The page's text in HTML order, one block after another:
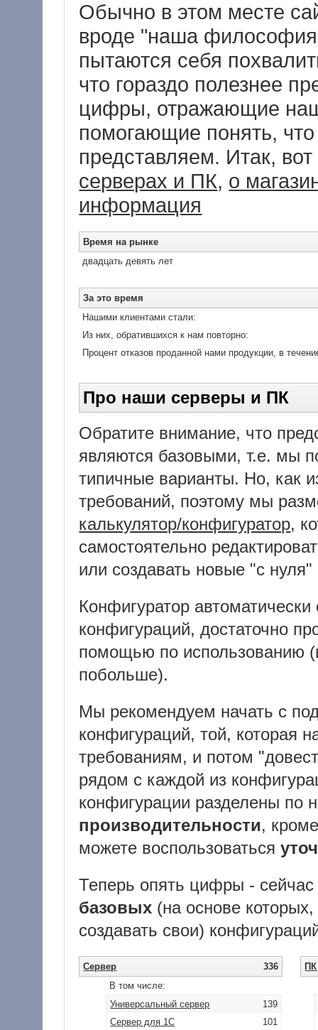
Обычно в этом месте
вроде "наша
пытаются себя
что гораздо полезнее
цифры, отражающие
помогающие понять,
представляем. Итак,
серверах и ПК, о
информация
Время на рынке
двадцать девять лет
За это время
Нашими клиентами стали:
Из них, обратившихся к нам повторно:
Процент отказов проданной нами продукции, в
Про наши серверы и ПК
Обратите внимание, что
являются базовыми, т.е. мы
типичные варианты. Но, как
требований, поэтому мы
калькулятор/конфигуратор,
самостоятельно
или создавать новые "с
Конфигуратор
конфигураций, достаточно
помощью по использованию
побольше).
Мы рекомендуем начать с
конфигураций, той, которая
требованиям, и потом
рядом с каждой из
конфигурации разделены по
производительности,
можете воспользоваться
Теперь опять цифры -
базовых (на основе
создавать свои)
Сервер
336
В том числе:
Универсальный сервер
139
Сервер для 1С
101
ПК